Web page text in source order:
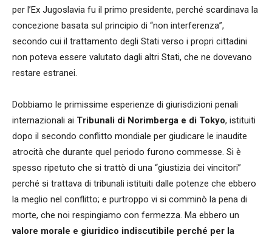
per l’Ex Jugoslavia fu il primo presidente, perché scardinava la
concezione basata sul principio di “non interferenza”,
secondo cui il trattamento degli Stati verso i propri cittadini
non poteva essere valutato dagli altri Stati, che ne dovevano
restare estranei.
Dobbiamo le primissime esperienze di giurisdizioni penali
internazionali ai Tribunali di Norimberga e di Tokyo, istituiti
dopo il secondo conflitto mondiale per giudicare le inaudite
atrocità che durante quel periodo furono commesse. Si è
spesso ripetuto che si trattò di una “giustizia dei vincitori”
perché si trattava di tribunali istituiti dalle potenze che ebbero
la meglio nel conflitto; e purtroppo vi si comminò la pena di
morte, che noi respingiamo con fermezza. Ma ebbero un
valore morale e giuridico indiscutibile perché per la